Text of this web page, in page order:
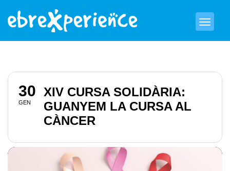
30
GEN
XIV CURSA SOLIDÀRIA:
GUANYEM LA CURSA AL
CÀNCER